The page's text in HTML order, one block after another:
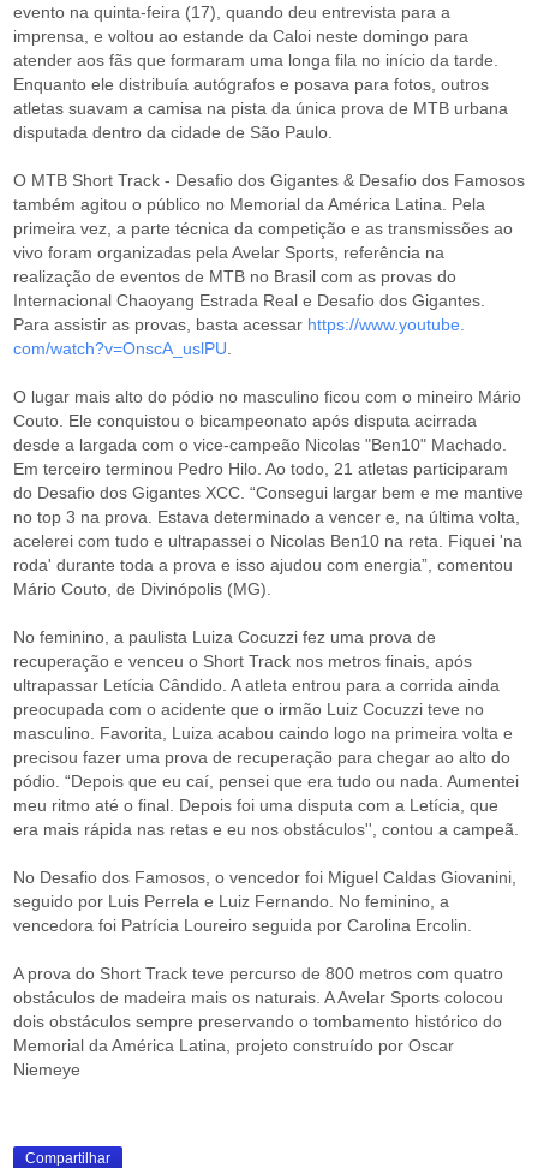
evento na quinta-feira (17), quando deu entrevista para a
imprensa, e voltou ao estande da Caloi neste domingo para
atender aos fãs que formaram uma longa fila no início da tarde.
Enquanto ele distribuía autógrafos e posava para fotos, outros
atletas suavam a camisa na pista da única prova de MTB urbana
disputada dentro da cidade de São Paulo.
O MTB Short Track - Desafio dos Gigantes & Desafio dos Famosos
também agitou o público no Memorial da América Latina. Pela
primeira vez, a parte técnica da competição e as transmissões ao
vivo foram organizadas pela Avelar Sports, referência na
realização de eventos de MTB no Brasil com as provas do
Internacional Chaoyang Estrada Real e Desafio dos Gigantes.
Para assistir as provas, basta acessar https://www.youtube.
com/watch?v=OnscA_uslPU
O lugar mais alto do pódio no masculino ficou com o mineiro Mário
Couto. Ele conquistou o bicampeonato após disputa acirrada
desde a largada com o vice-campeão Nicolas "Ben10" Machado.
Em terceiro terminou Pedro Hilo. Ao todo, 21 atletas participaram
do Desafio dos Gigantes XCC. “Consegui largar bem e me mantive
no top 3 na prova. Estava determinado a vencer e, na última volta,
acelerei com tudo e ultrapassei o Nicolas Ben10 na reta. Fiquei 'na
roda' durante toda a prova e isso ajudou com energia”, comentou
Mário Couto, de Divinópolis (MG).
No feminino, a paulista Luiza Cocuzzi fez uma prova de
recuperação e venceu o Short Track nos metros finais, após
ultrapassar Letícia Cândido. A atleta entrou para a corrida ainda
preocupada com o acidente que o irmão Luiz Cocuzzi teve no
masculino. Favorita, Luiza acabou caindo logo na primeira volta e
precisou fazer uma prova de recuperação para chegar ao alto do
pódio. “Depois que eu caí, pensei que era tudo ou nada. Aumentei
meu ritmo até o final. Depois foi uma disputa com a Letícia, que
era mais rápida nas retas e eu nos obstáculos'', contou a campeã.
No Desafio dos Famosos, o vencedor foi Miguel Caldas Giovanini,
seguido por Luis Perrela e Luiz Fernando. No feminino, a
vencedora foi Patrícia Loureiro seguida por Carolina Ercolin.
A prova do Short Track teve percurso de 800 metros com quatro
obstáculos de madeira mais os naturais. A Avelar Sports colocou
dois obstáculos sempre preservando o tombamento histórico do
Memorial da América Latina, projeto construído por Oscar
Niemeye
Compartilhar